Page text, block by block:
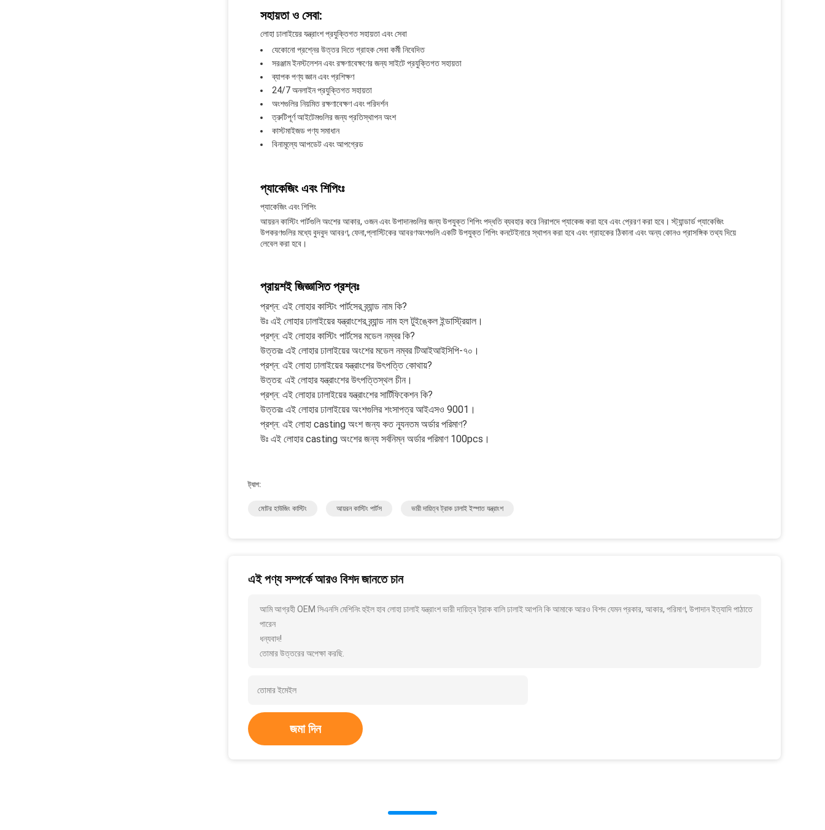
সহায়তা ও সেবা:
লোহা ঢালাইয়ের যন্ত্রাংশ প্রযুক্তিগত সহায়তা এবং সেবা
যেকোনো প্রশ্নের উত্তর দিতে গ্রাহক সেবা কর্মী নিবেদিত
সরঞ্জাম ইনস্টলেশন এবং রক্ষণাবেক্ষণের জন্য সাইটে প্রযুক্তিগত সহায়তা
ব্যাপক পণ্য জ্ঞান এবং প্রশিক্ষণ
24/7 অনলাইন প্রযুক্তিগত সহায়তা
অংশগুলির নিয়মিত রক্ষণাবেক্ষণ এবং পরিদর্শন
ত্রুটিপূর্ণ আইটেমগুলির জন্য প্রতিস্থাপন অংশ
কাস্টমাইজড পণ্য সমাধান
বিনামূল্যে আপডেট এবং আপগ্রেড
প্যাকেজিং এবং শিপিংঃ
প্যাকেজিং এবং শিপিং
আয়রন কাস্টিং পার্টগুলি অংশের আকার, ওজন এবং উপাদানগুলির জন্য উপযুক্ত শিপিং পদ্ধতি ব্যবহার করে নিরাপদে প্যাকেজ করা হবে এবং প্রেরণ করা হবে। স্ট্যান্ডার্ড প্যাকেজিং
উপকরণগুলির মধ্যে বুদবুদ আবরণ, ফেনা,প্লাস্টিকের আবরণঅংশগুলি একটি উপযুক্ত শিপিং কনটেইনারে স্থাপন করা হবে এবং গ্রাহকের ঠিকানা এবং অন্য কোনও প্রাসঙ্গিক তথ্য দিয়ে
লেবেল করা হবে।
প্রায়শই জিজ্ঞাসিত প্রশ্নঃ
প্রশ্ন: এই লোহার কাস্টিং পার্টসের ব্র্যান্ড নাম কি?
উঃ এই লোহার ঢালাইয়ের যন্ত্রাংশের ব্র্যান্ড নাম হল টুইঙ্কেল ইন্ডাস্ট্রিয়াল।
প্রশ্ন: এই লোহার কাস্টিং পার্টসের মডেল নম্বর কি?
উত্তরঃ এই লোহার ঢালাইয়ের অংশের মডেল নম্বর টিআইআইসিপি-৭০।
প্রশ্ন: এই লোহা ঢালাইয়ের যন্ত্রাংশের উৎপত্তি কোথায়?
উত্তর: এই লোহার যন্ত্রাংশের উৎপত্তিস্থল চীন।
প্রশ্ন: এই লোহার ঢালাইয়ের যন্ত্রাংশের সার্টিফিকেশন কি?
উত্তরঃ এই লোহার ঢালাইয়ের অংশগুলির শংসাপত্র আইএসও 9001।
প্রশ্ন: এই লোহা casting অংশ জন্য কত ন্যূনতম অর্ডার পরিমাণ?
উঃ এই লোহার casting অংশের জন্য সর্বনিম্ন অর্ডার পরিমাণ 100pcs।
ট্যাগ:
মোটর হাউজিং কাস্টিং আয়রন কাস্টিং পার্টস ভারী দায়িত্ব ট্রাক ঢালাই ইস্পাত যন্ত্রাংশ
এই পণ্য সম্পর্কে আরও বিশদ জানতে চান
আমি আগ্রহী OEM সিএনসি মেশিনিং হুইল হাব লোহা ঢালাই যন্ত্রাংশ ভারী দায়িত্ব ট্রাক বালি ঢালাই আপনি কি আমাকে আরও বিশদ যেমন প্রকার, আকার, পরিমাণ, উপাদান ইত্যাদি পাঠাতে
পারেন
ধন্যবাদ!
তোমার উত্তরের অপেক্ষা করছি.
জমা দিন